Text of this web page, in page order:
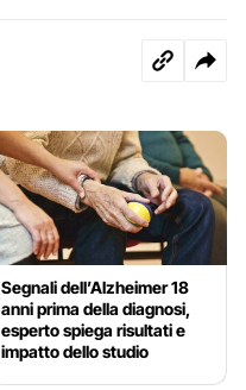
Segnali dell’Alzheimer 18
anni prima della diagnosi,
esperto spiega risultati e
impatto dello studio